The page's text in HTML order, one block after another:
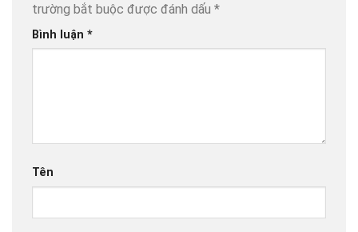
trường bắt buộc được đánh dấu *
Bình luận *
Tên